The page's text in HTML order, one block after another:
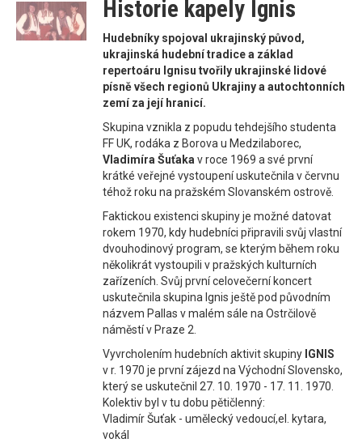
Historie kapely Ignis
Hudebníky spojoval ukrajinský původ,
ukrajinská hudební tradice a základ
repertoáru Ignisu tvořily ukrajinské lidové
písně všech regionů Ukrajiny a autochtonních
zemí za její hranicí.
Skupina vznikla z popudu tehdejšího studenta
FF UK, rodáka z Borova u Medzilaborec,
Vladimíra Šuťakav roce 1969 a své první
krátké veřejné vystoupení uskutečnila v červnu
téhož roku na pražském Slovanském ostrově.
Faktickou existenci skupiny je možné datovat
rokem 1970, kdy hudebníci připravili svůj vlastní
dvouhodinový program, se kterým během roku
několikrát vystoupili v pražských kulturních
zařízeních. Svůj první celovečerní koncert
uskutečnila skupina Ignis ještě pod původním
názvem Pallas v malém sále na Ostrčilově
náměstí v Praze 2.
Vyvrcholením hudebních aktivit skupiny IGNIS
v r. 1970 je první zájezd na Východní Slovensko,
který se uskutečnil 27. 10. 1970 - 17. 11. 1970.
Kolektiv byl v tu dobu pětičlenný:
Vladimír Šuťak - umělecký vedoucí,el. kytara,
vokál